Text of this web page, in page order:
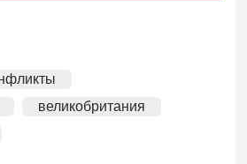
великобритания